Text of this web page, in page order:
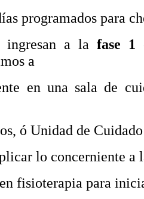
programados para
ingresan a la fase 1
a
en una sala de
ó Unidad de
lo concerniente a
fisioterapia para